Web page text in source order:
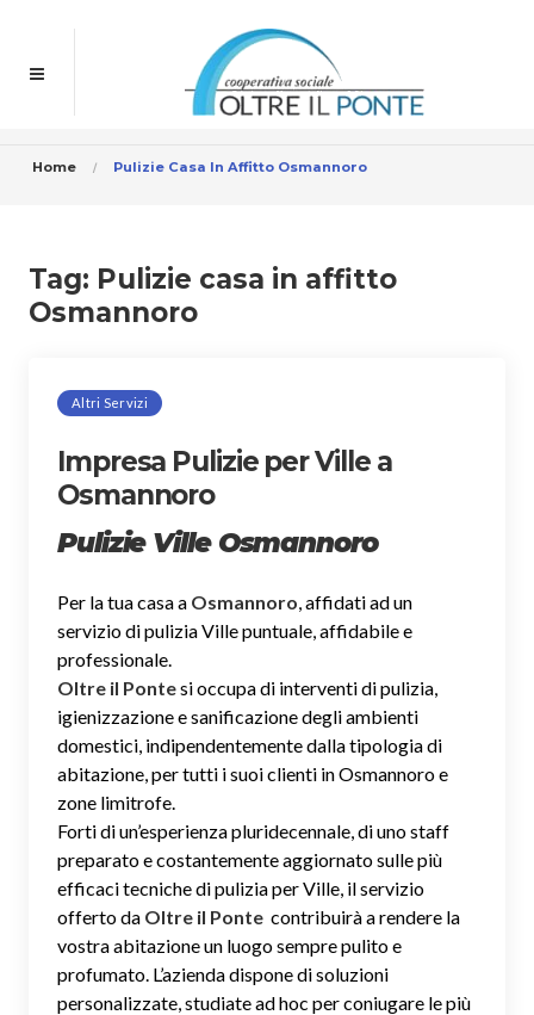
Home Pulizie Casa In Affitto Osmannoro
Tag: Pulizie casa in affitto
Osmannoro
Altri Servizi
Impresa Pulizie per Ville a
Osmannoro
Pulizie Ville Osmannoro
Per la tua casa a Osmannoro, affidati ad un
servizio di pulizia Ville puntuale, affidabile e
professionale.
Oltre il Pontesi occupa di interventi di pulizia,
igienizzazione e sanificazione degli ambienti
domestici, indipendentemente dalla tipologia di
abitazione, per tutti i suoi clienti in Osmannoro e
zone limitrofe.
Forti di un’esperienza pluridecennale, di uno staff
preparato e costantemente aggiornato sulle più
efficaci tecniche di pulizia per Ville, il servizio
offerto da Oltre il Ponte contribuirà a rendere la
vostra abitazione un luogo sempre pulito e
profumato. L’azienda dispone di soluzioni
personalizzate, studiate ad hoc per coniugare le più